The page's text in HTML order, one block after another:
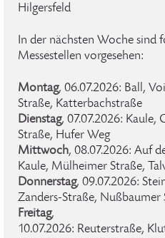
Hilgersfeld
In der nächsten Woche sind
Messestellen vorgesehen:
Montag, 06.07.2026: Ball,
Straße, Katterbachstraße
Dienstag, 07.07.2026: Kaule,
Straße, Hufer Weg
Mittwoch, 08.07.2026: Auf
Kaule, Mülheimer Straße,
Donnerstag, 09.07.2026:
Zanders-Straße, Nußbaumer
Freitag,
10.07.2026: Reuterstraße,